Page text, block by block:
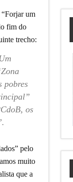
“Forjar um
fim do
trecho:
pobres
os
pelo
muito
que a